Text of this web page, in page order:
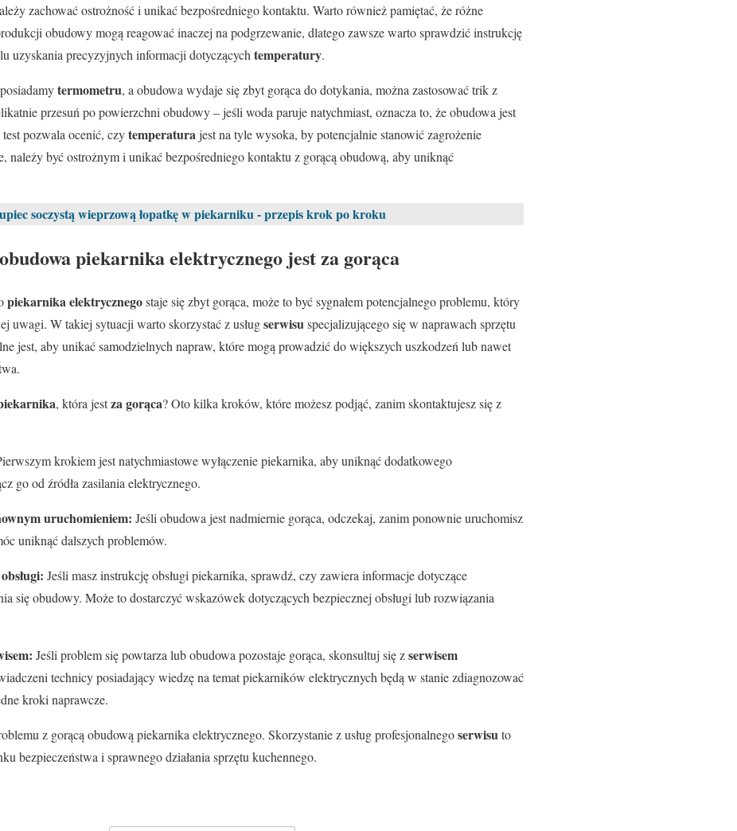
zachować ostrożność i unikać bezpośredniego kontaktu. Warto również pamiętać, że różne
obudowy mogą reagować inaczej na podgrzewanie, dlatego zawsze warto sprawdzić instrukcję
uzyskania precyzyjnych informacji dotyczących temperatury.
termometru, a obudowa wydaje się zbyt gorąca do dotykania, można zastosować trik z
przesuń po powierzchni obudowy – jeśli woda paruje natychmiast, oznacza to, że obudowa jest
pozwala ocenić, czytemperaturajest na tyle wysoka, by potencjalnie stanowić zagrożenie
należy być ostrożnym i unikać bezpośredniego kontaktu z gorącą obudową, aby uniknąć
soczystą wieprzową łopatkę w piekarniku - przepis krok po kroku
piekarnika elektrycznego jest za gorąca
piekarnika elektrycznegostaje się zbyt gorąca, może to być sygnałem potencjalnego problemu, który
uwagi. W takiej sytuacji warto skorzystać z usługserwisu specjalizującego się w naprawach sprzętu
jest, aby unikać samodzielnych napraw, które mogą prowadzić do większych uszkodzeń lub nawet
, która jestza gorąca? Oto kilka kroków, które możesz podjąć, zanim skontaktujesz się z
krokiem jest natychmiastowe wyłączenie piekarnika, aby uniknąć dodatkowego
go od źródła zasilania elektrycznego.
uruchomieniem: Jeśli obudowa jest nadmiernie gorąca, odczekaj, zanim ponownie uruchomisz
uniknąć dalszych problemów.
Jeśli masz instrukcję obsługi piekarnika, sprawdź, czy zawiera informacje dotyczące
się obudowy. Może to dostarczyć wskazówek dotyczących bezpiecznej obsługi lub rozwiązania
Jeśli problem się powtarza lub obudowa pozostaje gorąca, skonsultuj się zserwisem
technicy posiadający wiedzę na temat piekarników elektrycznych będą w stanie zdiagnozować
kroki naprawcze.
z gorącą obudową piekarnika elektrycznego. Skorzystanie z usług profesjonalnegoserwisu to
bezpieczeństwa i sprawnego działania sprzętu kuchennego.